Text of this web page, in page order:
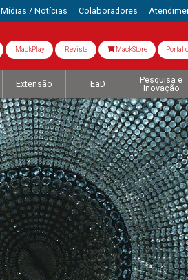
Mídias / Notícias Colaboradores
MackPlay Revista MackStore Portal
Extensão EaD
Pesquisa e
Inovação